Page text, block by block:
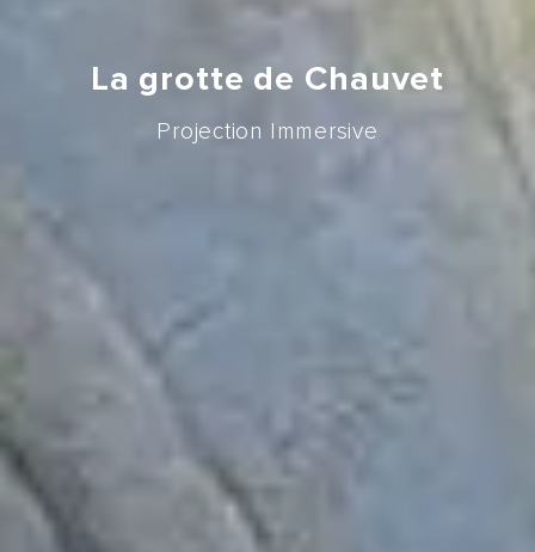
La grotte de Chauvet
Projection Immersive